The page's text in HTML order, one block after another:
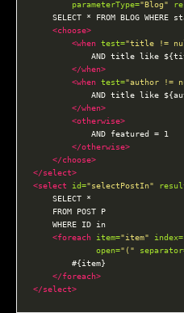
parameterType="Blog"
<choose>
<when test="title !=
</when>
<when test="author !=
</when>
<otherwise>
</otherwise>
</choose>
</select>
<select
id="selectPostIn"
<foreach
item="item" index=
open="("
</foreach>
</select>